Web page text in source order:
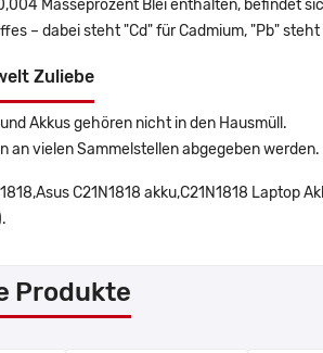
Masseprozent Blei enthalten, befindet
– dabei steht "Cd" für Cadmium, "Pb" steht
Zuliebe
Akkus gehören nicht in den Hausmüll.
an vielen Sammelstellen abgegeben werden.
C21N1818 akku,C21N1818 Laptop
Produkte